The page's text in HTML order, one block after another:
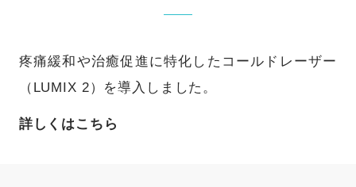
疼痛緩和や治癒促進に特化したコールドレーザー
（LUMIX 2）を導入しました。
詳しくはこちら